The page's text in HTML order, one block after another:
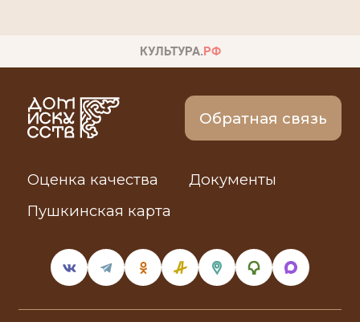
Обратная связь
Оценка качества
Документы
Пушкинская карта